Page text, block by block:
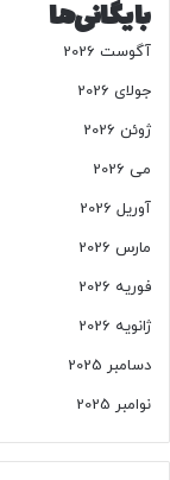
بایگانی‌ها
آگوست 2026
جولای 2026
ژوئن 2026
می 2026
آوریل 2026
مارس 2026
فوریه 2026
ژانویه 2026
دسامبر 2025
نوامبر 2025